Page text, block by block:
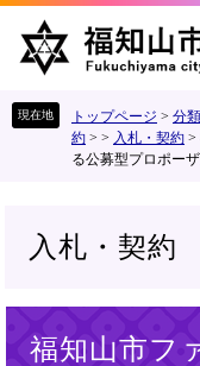
トップページ > 分
約 > > 入札・契約 >
る公募型プロポー
入札・契約
福知山市フ